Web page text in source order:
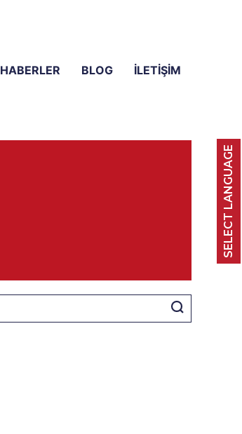
HABERLER BLOG İLETIŞIM
SELECT LANGUAGE